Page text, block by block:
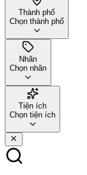
Thành phố
Chọn thành phố
Nhãn
Chọn nhãn
Tiện ích
Chọn tiện ích